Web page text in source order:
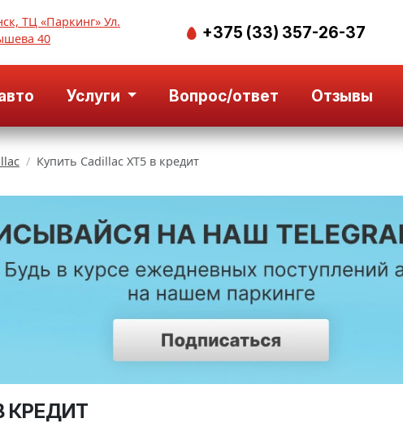
ТЦ «Паркинг» Ул.
40
+375 (33) 357-26-37
Услуги Вопрос/ответ Отзывы
Купить Cadillac XT5 в кредит
КРЕДИТ